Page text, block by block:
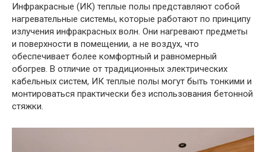
Инфракрасные (ИК) теплые полы представляют собой
нагревательные системы, которые работают по принципу
излучения инфракрасных волн. Они нагревают предметы
и поверхности в помещении, а не воздух, что
обеспечивает более комфортный и равномерный
обогрев. В отличие от традиционных электрических
кабельных систем, ИК теплые полы могут быть тонкими и
монтироваться практически без использования бетонной
стяжки.